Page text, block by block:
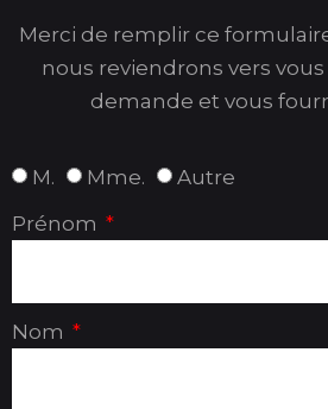
Merci de remplir ce
nous reviendrons vers
demande et vous
M. Mme.
Autre
Prénom
Nom